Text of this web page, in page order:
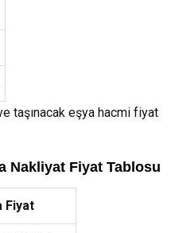
taşınacak eşya hacmi fiyat
Nakliyat Fiyat Tablosu
Fiyat